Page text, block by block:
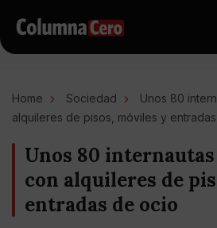
Home Sociedad
Unos 80
alquileres de pisos, móviles y
Unos 80
con alquileres de
entradas de ocio